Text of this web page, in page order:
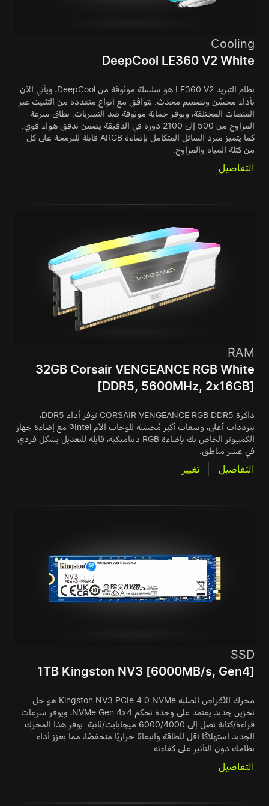
Cooling
DeepCool LE360 V2 White
نظام التبريد LE360 V2 هو سلسلة موثوقة من DeepCool، ويأتي الآن
بأداء محسّن وتصميم محدث. يتوافق مع أنواع متعددة من التثبيت عبر
المنصات المختلفة، ويوفر حماية موثوقة ضد التسربات. نطاق سرعة
المراوح من 500 إلى 2100 دورة في الدقيقة يضمن تدفق هواء قوي.
كما يتميز مبرد السائل المتكامل بإضاءة ARGB قابلة للبرمجة على كل
من كتلة المياه والمراوح.
التفاصيل
RAM
32GB Corsair VENGEANCE RGB White
[DDR5, 5600MHz, 2x16GB]
ذاكرة CORSAIR VENGEANCE RGB DDR5 توفر أداء DDR5،
بترددات أعلى، وسعات أكبر مُحسنة للوحات الأم Intel® مع إضاءة جهاز
الكمبيوتر الخاص بك بإضاءة RGB ديناميكية، قابلة للتعديل بشكل فردي
في عشر مناطق.
التفاصيل تغيير
SSD
1TB Kingston NV3 [6000MB/s, Gen4]
محرك الأقراص الصلبة Kingston NV3 PCIe 4.0 NVMe هو حل
تخزين جديد يعتمد على وحدة تحكم NVMe Gen 4x4، ويوفر سرعات
قراءة/كتابة تصل إلى 6000/4000 ميجابايت/ثانية. يوفر هذا المحرك
الجديد استهلاكًا أقل للطاقة وانبعاثًا حراريًا منخفضًا، مما يعزز أداء
نظامك دون التأثير على كفاءته.
التفاصيل